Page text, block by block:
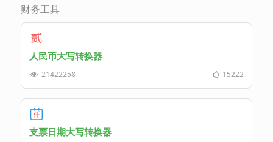
财务工具
人民币大写转换器
21422258 15222
支票日期大写转换器